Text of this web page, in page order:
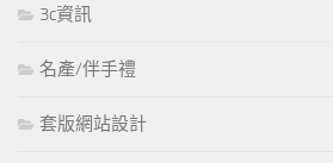
3c資訊
名產/伴手禮
套版網站設計